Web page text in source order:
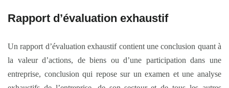
Rapport d’évaluation exhaustif
Un rapport d’évaluation exhaustif contient une conclusion quant à
la valeur d’actions, de biens ou d’une participation dans une
entreprise, conclusion qui repose sur un examen et une analyse